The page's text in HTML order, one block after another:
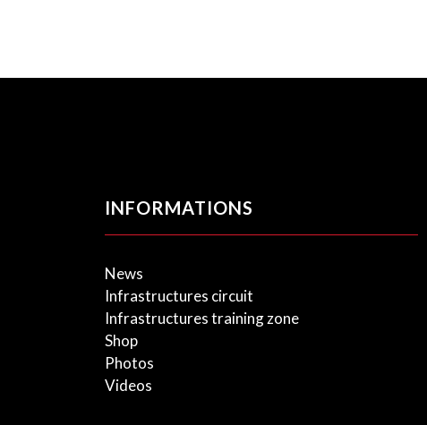
INFORMATIONS
News
Infrastructures circuit
Infrastructures training zone
Shop
Photos
Videos